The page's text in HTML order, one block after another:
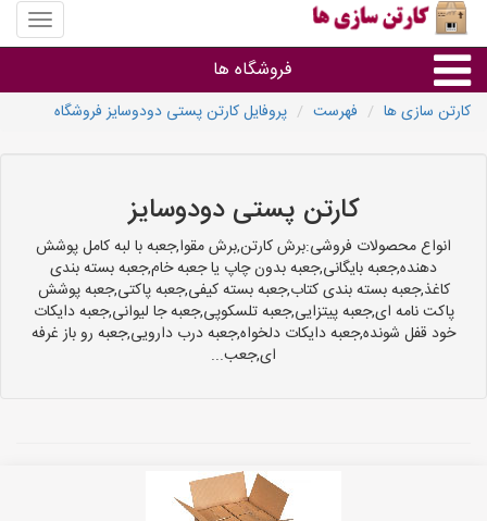
منوی
سایت
سازی
فروشگاه ها
سایر گروه ها
فروشنده های کارتن جعبه
کارتن سازی ها فهرست پروفایل کارتن پستی دودوسایز فروشگاه
کارتن پستی دودوسایز
انواع محصولات فروشی:برش کارتن,برش مقوا,جعبه با لبه کامل پوشش
دهنده,جعبه بایگانی,جعبه بدون چاپ یا جعبه خام,جعبه بسته بندی
کاغذ,جعبه بسته بندی کتاب,جعبه بسته کیفی,جعبه پاکتی,جعبه پوشش
پاکت نامه ای,جعبه پیتزایی,جعبه تلسکوپی,جعبه جا لیوانی,جعبه دایکات
خود قفل شونده,جعبه دایکات دلخواه,جعبه درب دارویی,جعبه رو باز غرفه
ای,جعب...